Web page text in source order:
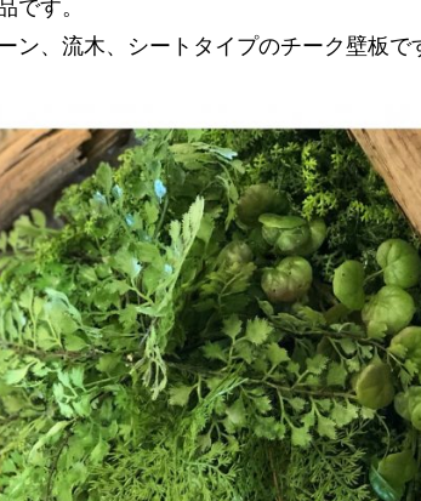
です。
ン、流木、シートタイプのチーク壁板で